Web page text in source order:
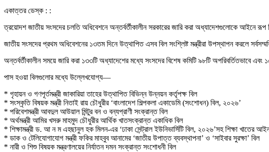
একাত্তর ডেস্ক : :
ত্রয়োদশ জাতীয় সংসদের চলতি অধিবেশনে অন্তর্বর্তীকালীন সরকারের জারি করা অধ্যাদেশগুলোকে আইনে
জাতীয় সংসদের প্রথম অধিবেশনের ১৩তম দিনে উত্থাপিত এসব বিল সংশ্লিষ্ট মন্ত্রীরা উপস্থাপন করলে
অন্তর্বর্তীকালীন সময়ে জারি করা ১৩৩টি অধ্যাদেশের মধ্যে সংসদের বিশেষ কমিটি ৯৮টি অপরিবর্তিতভাবে
পাস হওয়া বিলগুলোর মধ্যে উল্লেখযোগ্য—
* গৃহায়ন ও গণপূর্তমন্ত্রী জাকারিয়া তাহের উত্থাপিত বিভিন্ন উন্নয়ন কর্তৃপক্ষ বিল
* সংস্কৃতি বিষয়ক মন্ত্রী নিতাই রায় চৌধুরীর ‘বাংলাদেশ শিল্পকলা একাডেমি (সংশোধন) বিল, ২০২৬’
* পরিবেশমন্ত্রী আবদুল আউয়াল মিন্টুর বন ও বন্যপ্রাণী সংক্রান্ত বিল
* অর্থমন্ত্রী আমির খসরু মাহমুদ চৌধুরীর আর্থিক খাতসংক্রান্ত একাধিক বিল
* শিক্ষামন্ত্রী ড. আ ন ম এহছানুল হক মিলন-এর ‘ঢাকা সেন্ট্রাল ইউনিভার্সিটি বিল, ২০২৬’সহ শিক্ষা খাতের
* ডাক ও টেলিযোগাযোগ মন্ত্রী ফকির মাহবুব আনামের ‘জাতীয় উপাত্ত ব্যবস্থাপনা’ ও ‘সাইবার সুরক্ষা’ বিল
* নারী ও শিশু বিষয়ক মন্ত্রণালয়ের নির্যাতন দমন সংক্রান্ত সংশোধনী বিল